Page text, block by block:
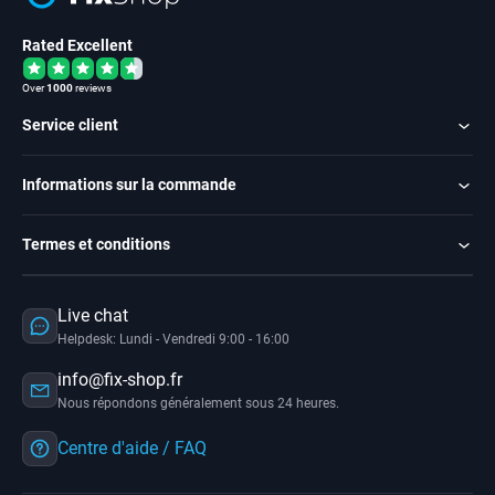
Rated Excellent
Over1000reviews
Service client
Informations sur la commande
Termes et conditions
Live chat
Helpdesk: Lundi - Vendredi 9:00 - 16:00
info@fix-shop.fr
Nous répondons généralement sous 24 heures.
Centre d'aide / FAQ